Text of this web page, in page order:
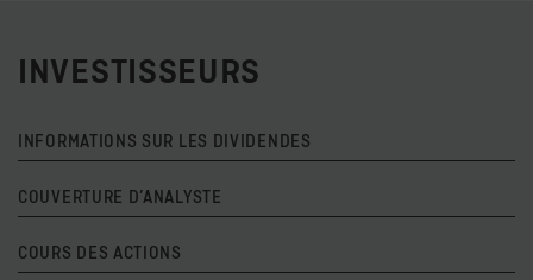
INVESTISSEURS
INFORMATIONS SUR LES DIVIDENDES
COUVERTURE D’ANALYSTE
COURS DES ACTIONS